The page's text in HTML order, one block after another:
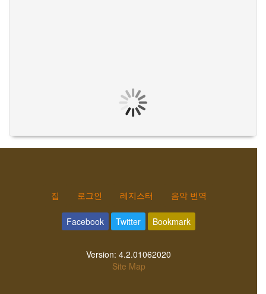
집 로그인 레지스터 음악 번역
Facebook Twitter Bookmark
Version: 4.2.01062020
Site Map